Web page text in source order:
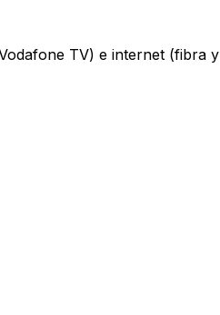
TV) e internet (fibra